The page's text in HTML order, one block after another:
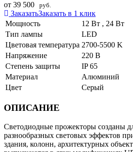
от 39 500 руб.
ЗаказатьЗаказать в 1 клик
Мощность
12 Вт , 24 Вт
Тип лампы
LED
Цветовая температура 2700-5500 K
Напряжение
220 В
Степень защиты
IP 65
Материал
Алюминий
Цвет
Серый
ОПИСАНИЕ
Светодиодные прожекторы созданы
разнообразных световых эффектов
здания, колонн, архитектурных